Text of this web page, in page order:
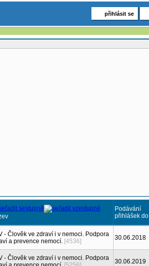
přihlásit se
Podávání
přihlášek do
- Člověk ve zdraví i v nemoci. Podpora
a prevence nemocí. [4536] 30.06.2018
- Člověk ve zdraví i v nemoci. Podpora
30.06.2019